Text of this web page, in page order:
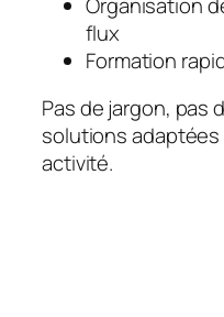
flux
Formation
Pas de jargon, pas
solutions
activité.